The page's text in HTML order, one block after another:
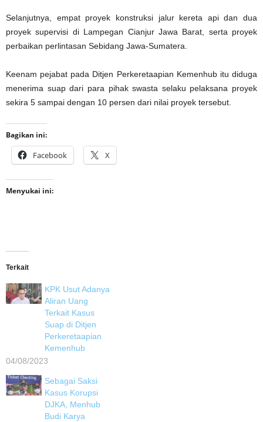
Selanjutnya, empat proyek konstruksi jalur kereta api dan dua
proyek supervisi di Lampegan Cianjur Jawa Barat, serta proyek
perbaikan perlintasan Sebidang Jawa-Sumatera.
Keenam pejabat pada Ditjen Perkeretaapian Kemenhub itu diduga
menerima suap dari para pihak swasta selaku pelaksana proyek
sekira 5 sampai dengan 10 persen dari nilai proyek tersebut.
Bagikan ini:
Facebook X
Menyukai ini:
Terkait
KPK Usut Adanya
Aliran Uang
Terkait Kasus
Suap di Ditjen
Perkeretaapian
Kemenhub
04/08/2023
Sebagai Saksi
Kasus Korupsi
DJKA, Menhub
Budi Karya